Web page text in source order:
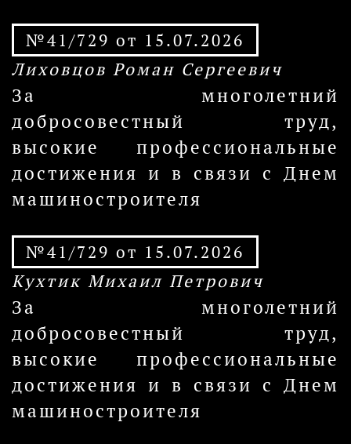
№41/729 от 15.07.2026
Лиховцов Роман Сергеевич
За многолетний
добросовестный труд,
высокие профессиональные
достижения и в связи с Днем
машиностроителя
№41/729 от 15.07.2026
Кухтик Михаил Петрович
За многолетний
добросовестный труд,
высокие профессиональные
достижения и в связи с Днем
машиностроителя